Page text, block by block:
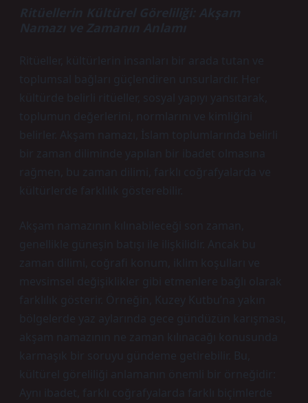
Ritüellerin Kültürel Göreliliği: Akşam
Namazı ve Zamanın Anlamı
Ritüeller, kültürlerin insanları bir arada tutan ve
toplumsal bağları güçlendiren unsurlardır. Her
kültürde belirli ritüeller, sosyal yapıyı yansıtarak,
toplumun değerlerini, normlarını ve kimliğini
belirler. Akşam namazı, İslam toplumlarında belirli
bir zaman diliminde yapılan bir ibadet olmasına
rağmen, bu zaman dilimi, farklı coğrafyalarda ve
kültürlerde farklılık gösterebilir.
Akşam namazının kılınabileceği son zaman,
genellikle güneşin batışı ile ilişkilidir. Ancak bu
zaman dilimi, coğrafi konum, iklim koşulları ve
mevsimsel değişiklikler gibi etmenlere bağlı olarak
farklılık gösterir. Örneğin, Kuzey Kutbu’na yakın
bölgelerde yaz aylarında gece gündüzün karışması,
akşam namazının ne zaman kılınacağı konusunda
karmaşık bir soruyu gündeme getirebilir. Bu,
kültürel göreliliği anlamanın önemli bir örneğidir:
Aynı ibadet, farklı coğrafyalarda farklı biçimlerde